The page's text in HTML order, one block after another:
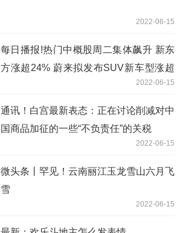
2022-06-15
每日播报!热门中概股周二集体飙升 新东
方涨超24% 蔚来拟发布SUV新车型涨超
2022-06-15
通讯！白宫最新表态：正在讨论削减对中
国商品加征的一些“不负责任”的关税
2022-06-15
微头条丨罕见！云南丽江玉龙雪山六月飞
雪
2022-06-15